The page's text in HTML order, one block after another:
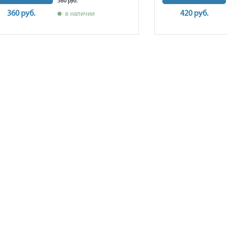
360 руб.
360 руб.
в наличии 420 руб.